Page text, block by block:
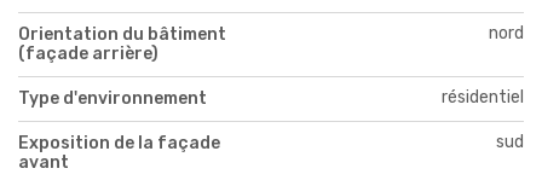
Orientation du bâtiment
(façade arrière)
nord
Type d'environnement résidentiel
Exposition de la façade
avant
sud